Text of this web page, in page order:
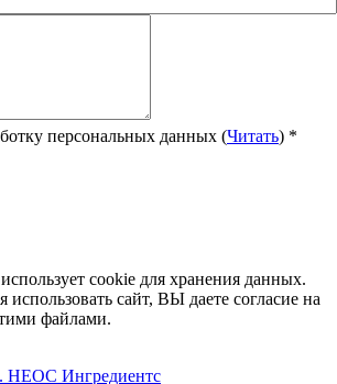
персональных данных (Читать) *
cookie для хранения данных.
использовать сайт, ВЫ даете согласие на
файлами.